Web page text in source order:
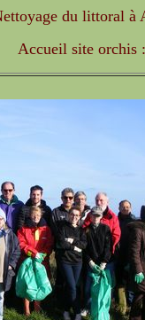
du littoral à
Accueil site orchis